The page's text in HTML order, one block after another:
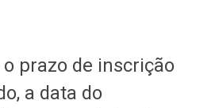
prazo de inscrição
a data do